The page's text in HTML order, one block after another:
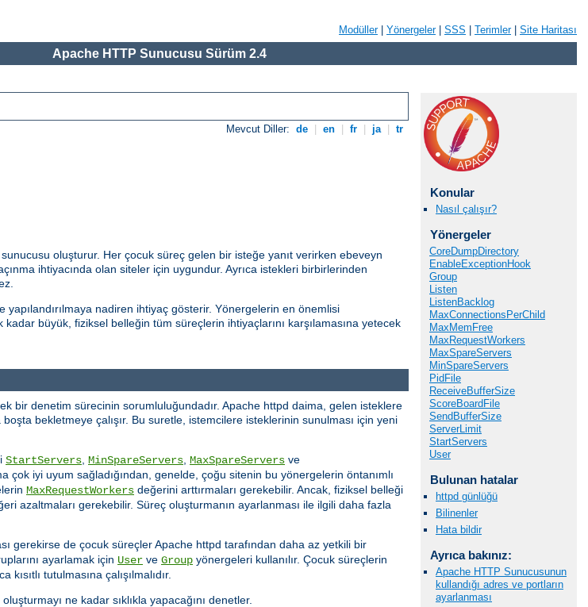
Modüller| Yönergeler| SSS Terimler| Site Haritası
Apache HTTP Sunucusu Sürüm 2.4
Mevcut Diller: de en fr ja tr
oluşturur. Her çocuk süreç gelen bir isteğe yanıt verirken ebeveyn
ihtiyacında olan siteler için uygundur. Ayrıca istekleri birbirlerinden
nadiren ihtiyaç gösterir. Yönergelerin en önemlisi
büyük, fiziksel belleğin tüm süreçlerin ihtiyaçlarını karşılamasına yetecek
Konular
Nasıl çalışır?
Yönergeler
CoreDumpDirectory
EnableExceptionHook
Group
Listen
ListenBacklog
MaxConnectionsPerChild
MaxMemFree
MaxRequestWorkers
MaxSpareServers
MinSpareServers
PidFile
ReceiveBufferSize
ScoreBoardFile
SendBufferSize
ServerLimit
StartServers
User
Bulunan hatalar
httpd günlüğü
Bilinenler
Hata bildir
Ayrıca bakınız:
Apache HTTP Sunucusunun
kullandığı adres ve portların
ayarlanması
bir denetim sürecinin sorumluluğundadır. Apache httpd daima, gelen isteklere
boşta bekletmeye çalışır. Bu suretle, istemcilere isteklerinin sunulması için yeni
StartServers MinSpareServers MaxSpareServers ve
iyi uyum sağladığından, genelde, çoğu sitenin bu yönergelerin öntanımlı
MaxRequestWorkers değerini arttırmaları gerekebilir. Ancak, fiziksel belleği
azaltmaları gerekebilir. Süreç oluşturmanın ayarlanması ile ilgili daha fazla
gerekirse de çocuk süreçler Apache httpd tarafından daha az yetkili bir
ayarlamak için User ve Group yönergeleri kullanılır. Çocuk süreçlerin
tutulmasına çalışılmalıdır.
ne kadar sıklıkla yapacağını denetler.